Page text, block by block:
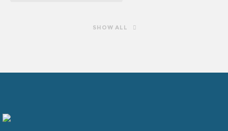
SHOW ALL